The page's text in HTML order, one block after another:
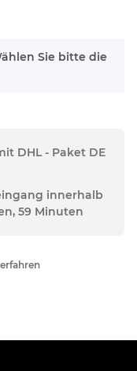
Sie bitte die
DHL - Paket DE
innerhalb
59 Minuten